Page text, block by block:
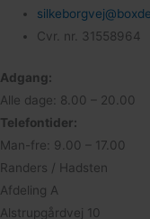
Cvr. nr. 31558964
Adgang:
Alle dage: 8.00 – 20.00
Telefontider:
Man-fre: 9.00 – 17.00
Randers / Hadsten
Afdeling A
Alstrupgårdvej 10